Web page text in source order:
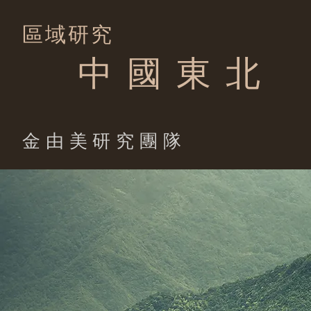
區域研究
中 國 東 北
​金由美研究團隊